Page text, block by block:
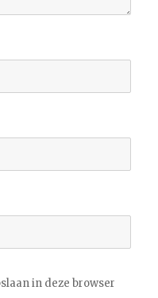
in deze browser